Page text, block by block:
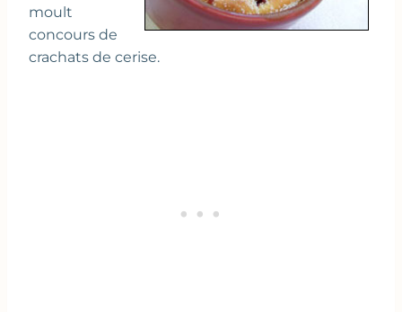
moult
concours de
crachats de cerise.